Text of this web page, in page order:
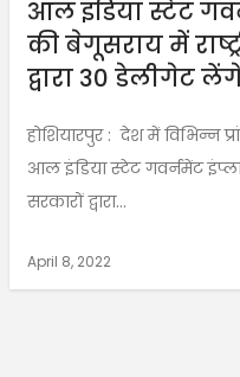
आल इंडिया स्टेट
की बेगूसराय में
द्वारा 30 डेलीगेट
होशियारपुर : देश में विभिन्न
आल इंडिया स्टेट गवर्नमेंट
सरकारों द्वारा...
April 8, 2022